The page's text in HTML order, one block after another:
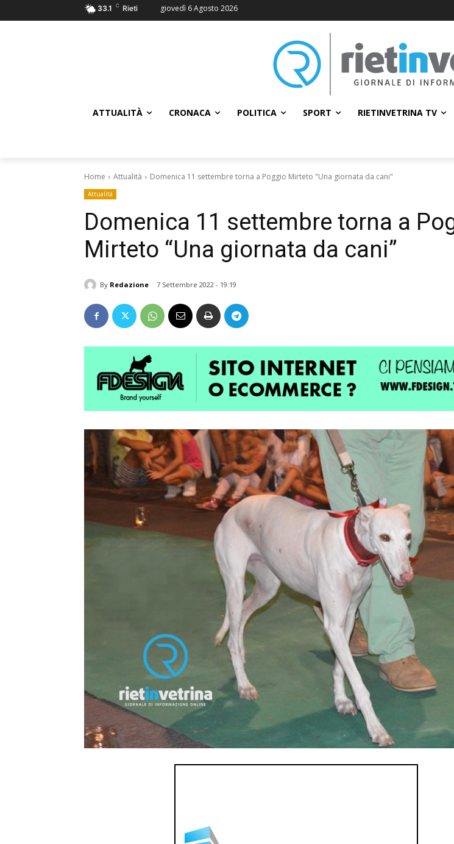
33.1 C Rieti giovedì 6 Agosto 2026
ATTUALITÀ CRONACA POLITICA SPORT RIETINVETRINA TV
Home Attualità Domenica 11 settembre torna a Poggio Mirteto "Una giornata da cani"
Attualità
Domenica 11 settembre torna a
Mirteto “Una giornata da cani”
By Redazione 7 Settembre 2022 - 19:19